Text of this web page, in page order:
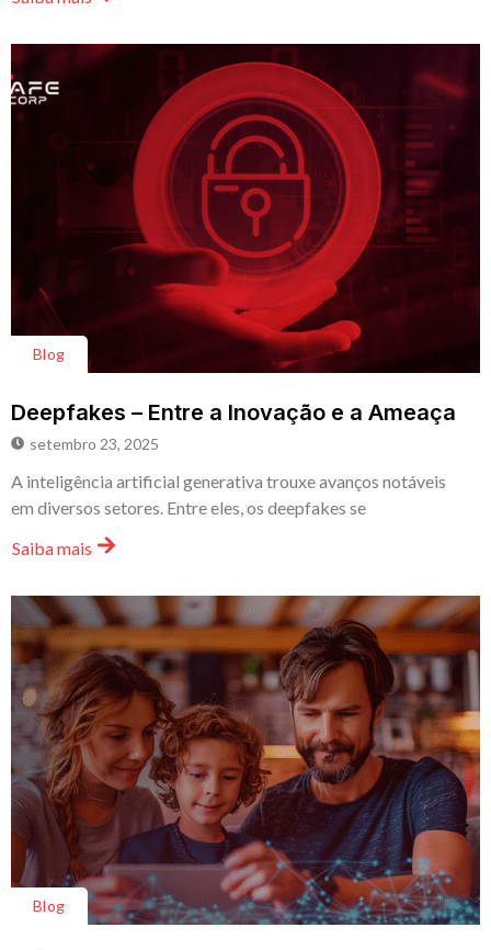
Blog
Deepfakes – Entre a Inovação e a Ameaça
setembro 23, 2025
A inteligência artificial generativa trouxe avanços notáveis
em diversos setores. Entre eles, os deepfakes se
Saiba mais
Blog